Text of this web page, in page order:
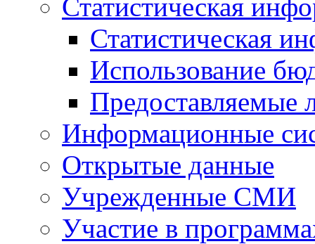
Статистическая
Статистическая
Использование
Предоставляемые
Информационные
Открытые данные
Учрежденные СМИ
Участие в